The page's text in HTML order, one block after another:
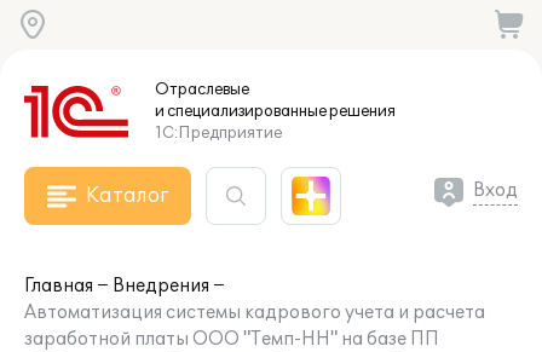
Отраслевые
и специализированныерешения
1С:Предприятие
Каталог Вход
Главная
Внедрения
Автоматизация системы кадрового учета и расчета
заработной платы ООО "Темп-НН" на базе ПП